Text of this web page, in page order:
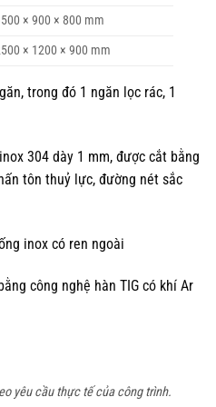
× 900 × 800 mm
× 1200 × 900 mm
trong đó 1 ngăn lọc rác, 1
304 dày 1 mm, được cắt bằng
tôn thuỷ lực, đường nét sắc
inox có ren ngoài
công nghệ hàn TIG có khí Ar
yêu cầu thực tế của công trình.